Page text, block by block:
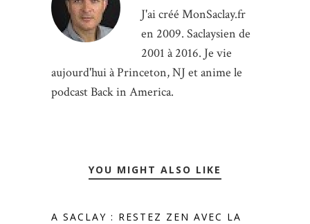
J'ai créé MonSaclay.fr
en 2009. Saclaysien de
2001 à 2016. Je vie
aujourd'hui à Princeton, NJ et anime le
podcast Back in America.
YOU MIGHT ALSO LIKE
A SACLAY : RESTEZ ZEN AVEC LA